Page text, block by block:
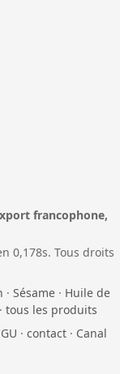
francophone,
0,178s. Tous droits
· Sésame · Huile de
· tous les produits
· contact · Canal